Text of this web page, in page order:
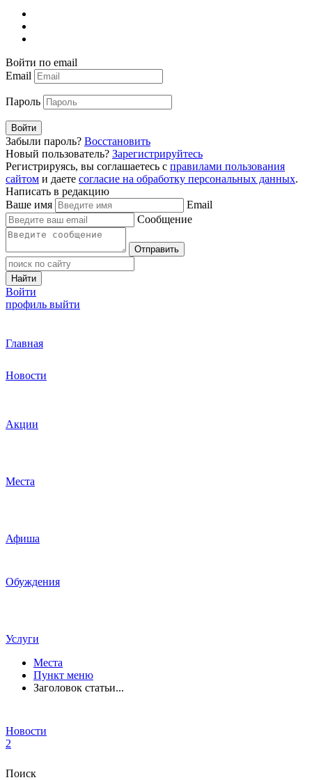
Войти по email
Email
Пароль
Войти
Забыли пароль? Восстановить
Новый пользователь? Зарегистрируйтесь
Регистрируясь, вы соглашаетесь с правилами пользования
сайтом и даете согласие на обработку персональных данных.
Написать в редакцию
Ваше имя
Email
Сообщение
Отправить
Найти
Войти
профиль выйти
Главная
Новости
Акции
Места
Афиша
Обуждения
Услуги
Места
Пункт меню
Заголовок статьи...
Новости
2
Поиск